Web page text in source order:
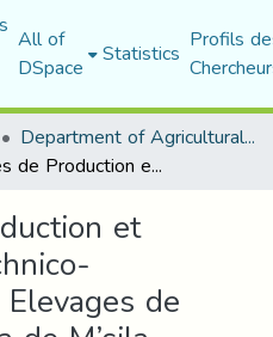
All of
DSpace Statistics Profils
Department of Agricultural Sciences
Structures de Production et Performances Technico- Economiques des Elevages de Dindes à la wilaya de M’sila.
et
de